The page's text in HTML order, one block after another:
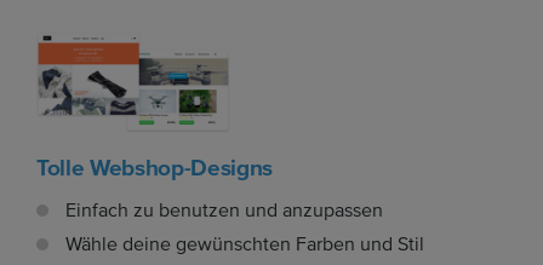
Tolle Webshop-Designs
Einfach zu benutzen und anzupassen
Wähle deine gewünschten Farben und Stil